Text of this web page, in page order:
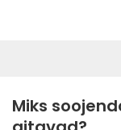
Miks